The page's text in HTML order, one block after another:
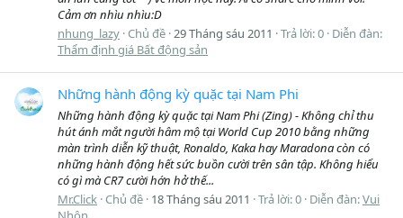
Cảm ơn nhìu nhìu:D
nhung_lazy Chủ đề 29 Tháng sáu 2011 Trả lời: 0 Diễn đàn:
Thẩm định giá Bất động sản
Những hành động kỳ quặc tại Nam Phi
Những hành động kỳ quặc tại Nam Phi (Zing) - Không chỉ thu
hút ánh mắt người hâm mộ tại World Cup 2010 bằng những
màn trình diễn kỹ thuật, Ronaldo, Kaka hay Maradona còn có
những hành động hết sức buồn cười trên sân tập. Không hiểu
có gì mà CR7 cười hớn hở thế...
Mr.Click Chủ đề 18 Tháng sáu 2011 Trả lời: 0 Diễn đàn:Vui